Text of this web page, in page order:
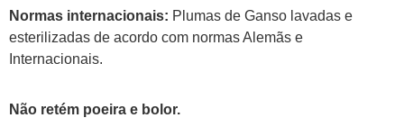
Normas internacionais: Plumas de Ganso lavadas e
esterilizadas de acordo com normas Alemãs e
Internacionais.
Não retém poeira e bolor.